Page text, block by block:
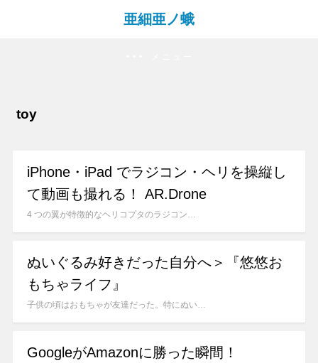
亜細亜ノ蛾
toy
iPhone・iPad でラジコン・ヘリを操縦し
て動画も撮れる！ AR.Drone
4 つの翼が特徴的なヘリコプタのラジコン…
ぬいぐるみ好きだった自分へ＞『悠悠お
もちゃライフ』
子供の頃はおもちゃが友達だった。特にぬい…
GoogleがAmazonに勝った瞬間！